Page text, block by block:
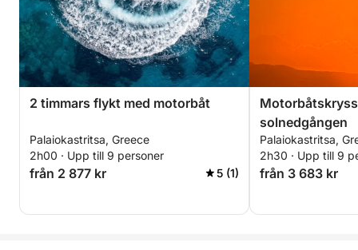
2 timmars flykt med motorbåt
Palaiokastritsa, Greece
2h00 · Upp till 9 personer
från 2 877 kr 5 (1)
solnedgången
Palaiokastritsa,
2h30 · Upp till 9
från 3 683 kr